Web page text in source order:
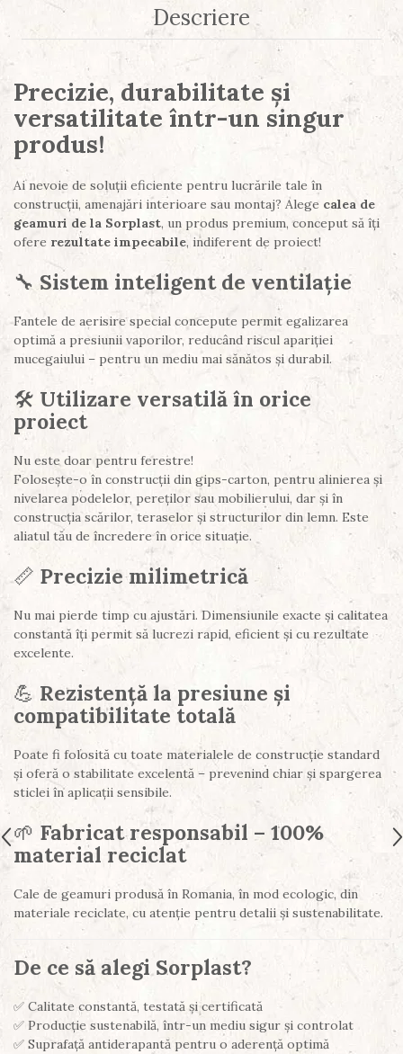
Descriere
Precizie, durabilitate și
versatilitate într-un singur
produs!
Ai nevoie de soluții eficiente pentru lucrările tale în
construcții, amenajări interioare sau montaj? Alege calea de
geamuri de la Sorplast, un produs premium, conceput să îți
ofere rezultate impecabile, indiferent de proiect!
🔧Sistem inteligent de ventilație
Fantele de aerisire special concepute permit egalizarea
optimă a presiunii vaporilor, reducând riscul apariției
mucegaiului – pentru un mediu mai sănătos și durabil.
🛠️ Utilizare versatilă în orice
proiect
Nu este doar pentru ferestre!
Folosește-o în construcții din gips-carton, pentru alinierea și
nivelarea podelelor, pereților sau mobilierului, dar și în
construcția scărilor, teraselor și structurilor din lemn. Este
aliatul tău de încredere în orice situație.
📏 Precizie milimetrică
Nu mai pierde timp cu ajustări. Dimensiunile exacte și calitatea
constantă îți permit să lucrezi rapid, eficient și cu rezultate
excelente.
💪 Rezistență la presiune și
compatibilitate totală
Poate fi folosită cu toate materialele de construcție standard
și oferă o stabilitate excelentă – prevenind chiar și spargerea
sticlei în aplicații sensibile.
🌱 Fabricat responsabil – 100%
material reciclat
Cale de geamuri produsă în Romania, în mod ecologic, din
materiale reciclate, cu atenție pentru detalii și sustenabilitate.
De ce să alegi Sorplast?
✅ Calitate constantă, testată și certificată
✅ Producție sustenabilă, într-un mediu sigur și controlat
✅ Suprafață antiderapantă pentru o aderență optimă